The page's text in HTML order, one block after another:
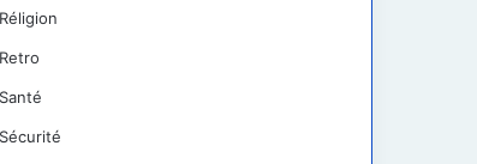
Réligion
Retro
Santé
Sécurité